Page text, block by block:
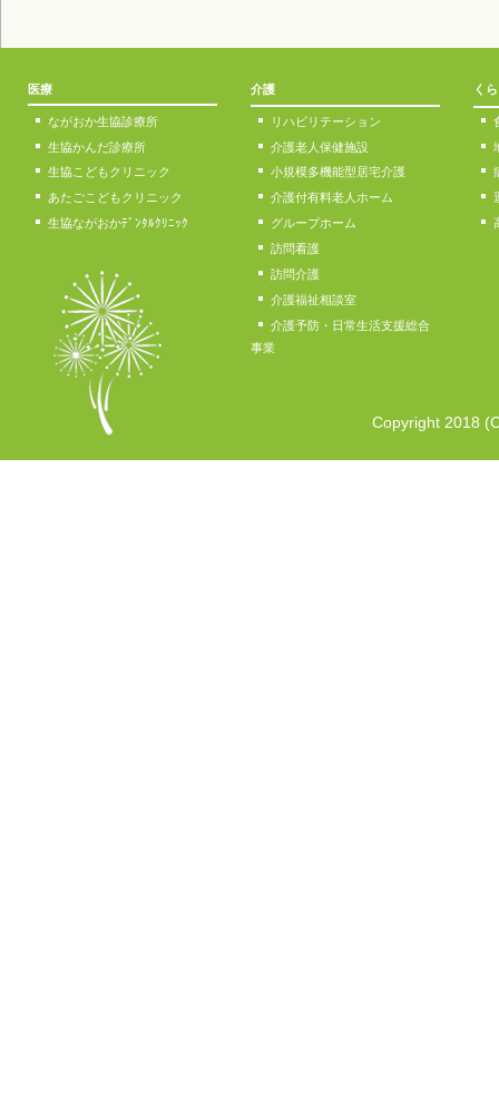
2023/02/03
2022年度医療評価調査のアンケート結果とご回答
を掲
2023/01/11
「あらまち便り2023年1月号」を掲載しました。
あらまち便り2022年12月号」を掲載しました。
2022/11/28
入居者様の５回目コロナワクチン接種を行いました。
2022/11/14
「
医療
ながおか生協診療所
生協かんだ診療所
生協こどもクリニック
あたごこどもクリニック
生協ながおかﾃﾞﾝﾀﾙｸﾘﾆｯｸ
介護
リハビリテーション
介護老人保健施設
小規模多機能型居宅介護
介護付有料老人ホーム
グループホーム
訪問看護
訪問介護
介護福祉相談室
介護予防・日常生活支援総合
事業
く
Copyright 2018